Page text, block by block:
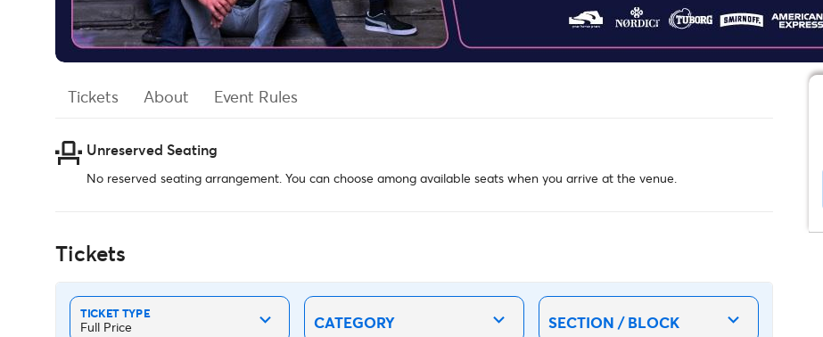
Tickets About Event Rules
Unreserved Seating
No reserved seating arrangement. You can choose among available seats when you arrive at the venue.
Tickets
Full Price
TICKET TYPE CATEGORY SECTION / BLOCK